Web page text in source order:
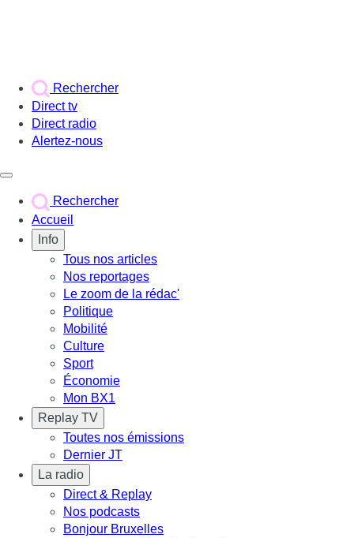
Rechercher
Direct tv
Direct radio
Alertez-nous
Rechercher
Accueil
Info
Tous nos articles
Nos reportages
Le zoom de la rédac'
Politique
Mobilité
Culture
Sport
Économie
Mon BX1
Replay TV
Toutes nos émissions
Dernier JT
La radio
Direct & Replay
Nos podcasts
Bonjour Bruxelles